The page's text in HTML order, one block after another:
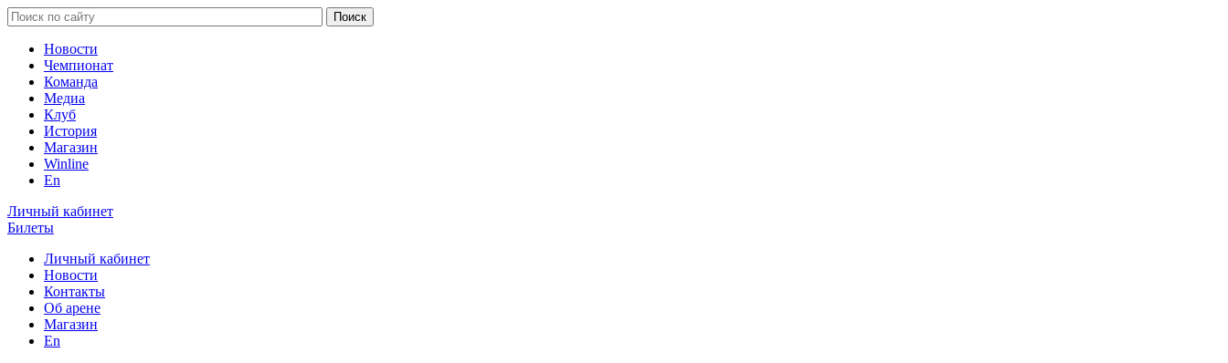
Новости
Чемпионат
Команда
Медиа
Клуб
История
Магазин
Winline
En
Личный кабинет
Билеты
Личный кабинет
Новости
Контакты
Об арене
Магазин
En